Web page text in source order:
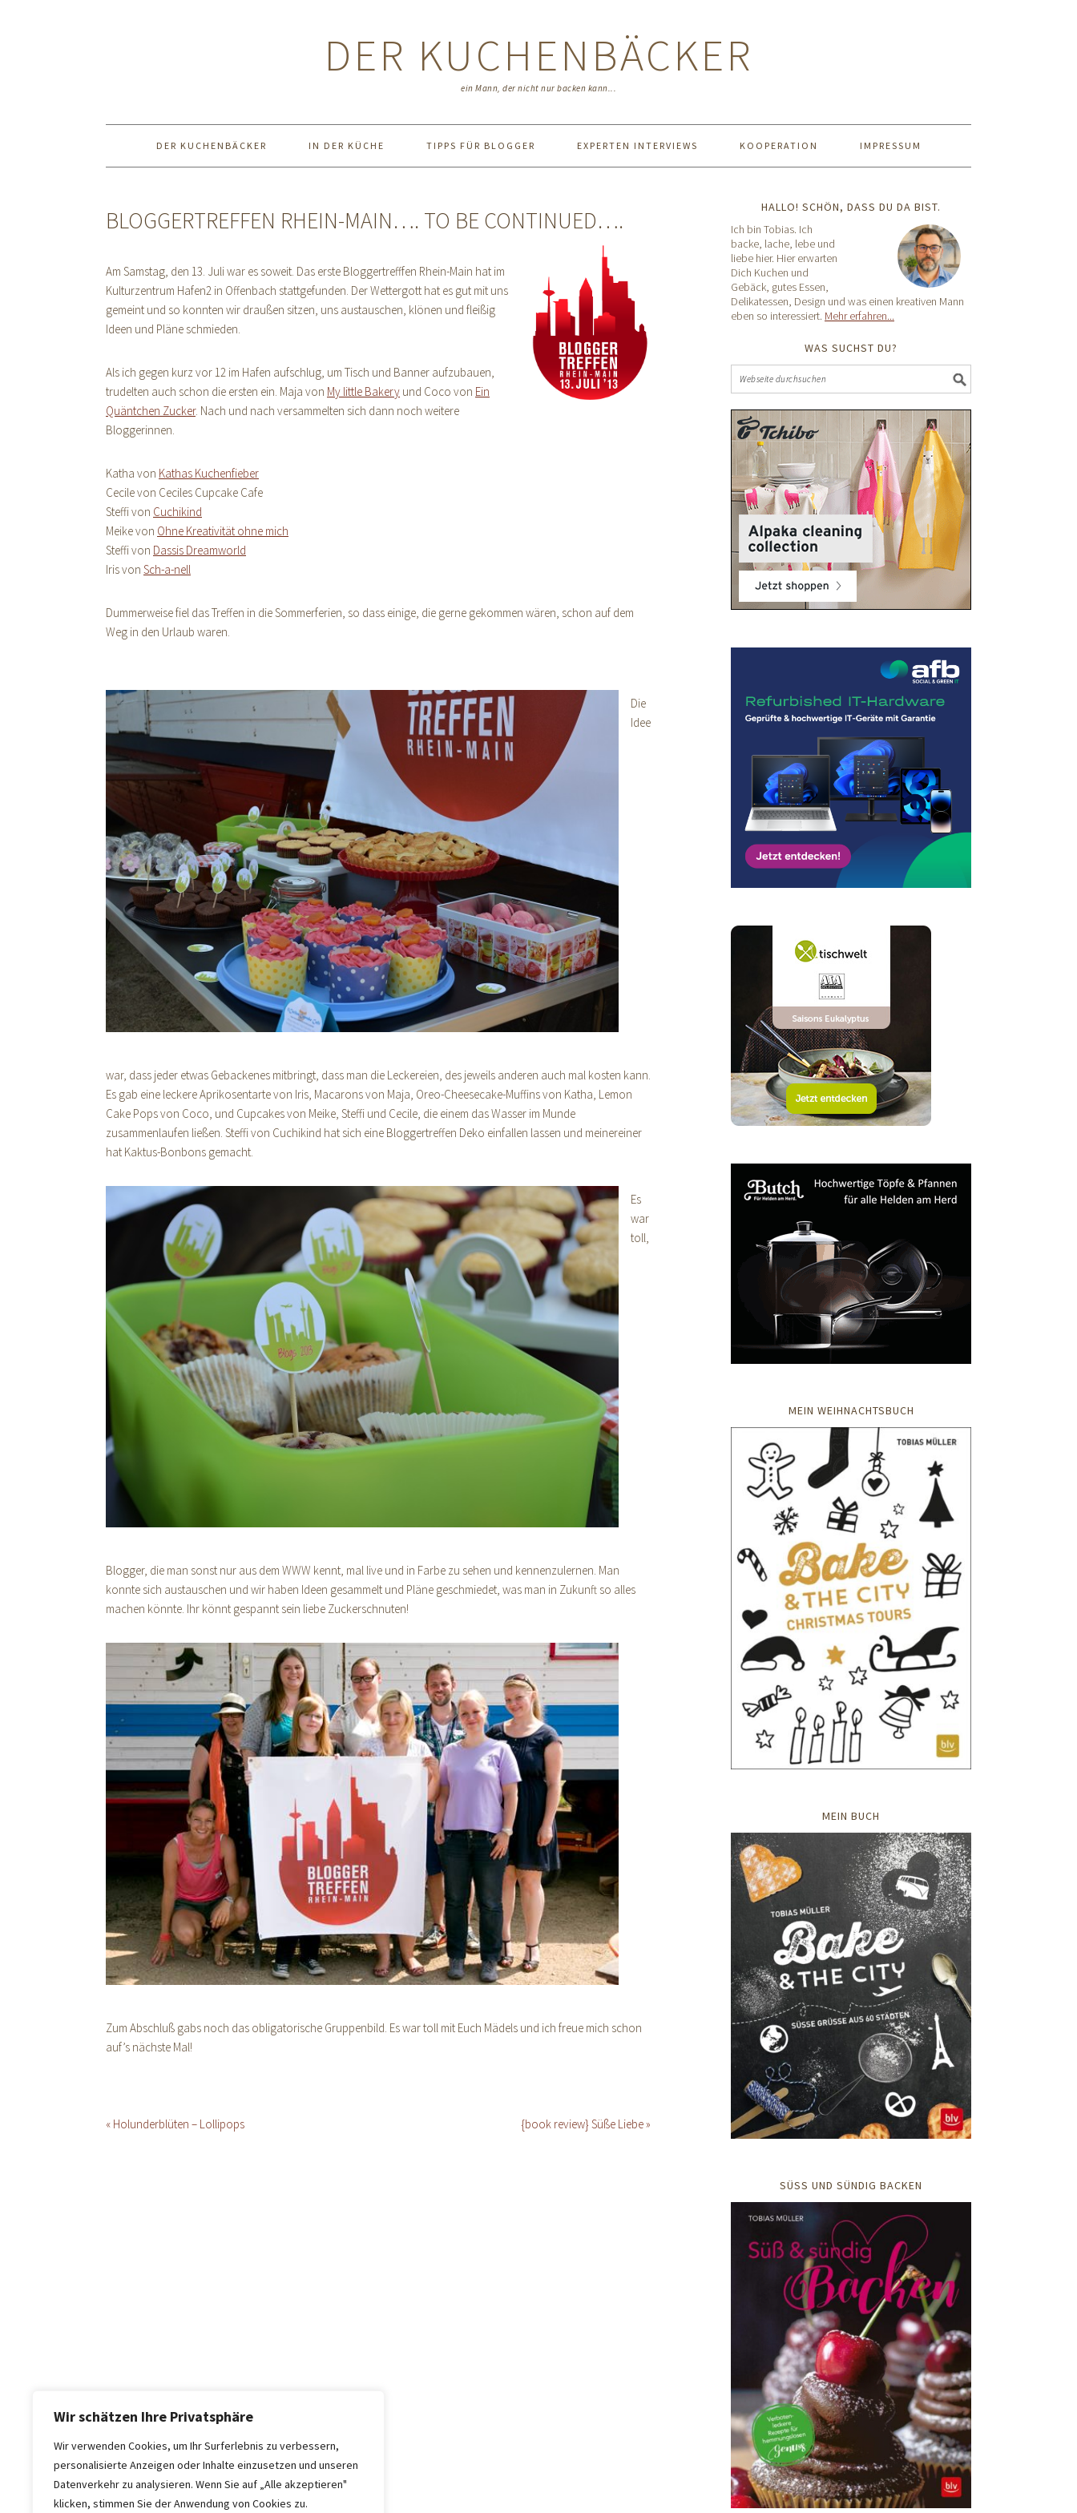
Wir schätzen Ihre Privatsphäre
Wir verwenden Cookies, um Ihr Surferlebnis zu verbessern,
personalisierte Anzeigen oder Inhalte einzusetzen und unseren
Datenverkehr zu analysieren. Wenn Sie auf „Alle akzeptieren"
klicken, stimmen Sie der Anwendung von Cookies zu.
DER KUCHENBÄCKER
ein Mann, der nicht nur backen kann...
DER KUCHENBÄCKER IN DER KÜCHE TIPPS FÜR BLOGGER EXPERTEN INTERVIEWS KOOPERATION IMPRESSUM
BLOGGERTREFFEN RHEIN-MAIN…. TO BE CONTINUED….
Am Samstag, den 13. Juli war es soweit. Das erste Bloggertrefffen Rhein-Main hat im
Kulturzentrum Hafen2 in Offenbach stattgefunden. Der Wettergott hat es gut mit uns
gemeint und so konnten wir draußen sitzen, uns austauschen, klönen und fleißig
Ideen und Pläne schmieden.
Als ich gegen kurz vor 12 im Hafen aufschlug, um Tisch und Banner aufzubauen,
trudelten auch schon die ersten ein. Maja von My little Bakery und Coco von Ein
Quäntchen Zucker. Nach und nach versammelten sich dann noch weitere
Bloggerinnen.
Katha von Kathas Kuchenfieber
Cecile von Ceciles Cupcake Cafe
Steffi von Cuchikind
Meike von Ohne Kreativität ohne mich
Steffi von Dassis Dreamworld
Iris von Sch-a-nell
Dummerweise fiel das Treffen in die Sommerferien, so dass einige, die gerne gekommen wären, schon auf dem
Weg in den Urlaub waren.
Die
Idee
war, dass jeder etwas Gebackenes mitbringt, dass man die Leckereien, des jeweils anderen auch mal kosten kann.
Es gab eine leckere Aprikosentarte von Iris, Macarons von Maja, Oreo-Cheesecake-Muffins von Katha, Lemon
Cake Pops von Coco, und Cupcakes von Meike, Steffi und Cecile, die einem das Wasser im Munde
zusammenlaufen ließen. Steffi von Cuchikind hat sich eine Bloggertreffen Deko einfallen lassen und meinereiner
hat Kaktus-Bonbons gemacht.
Es
war
toll,
Blogger, die man sonst nur aus dem WWW kennt, mal live und in Farbe zu sehen und kennenzulernen. Man
konnte sich austauschen und wir haben Ideen gesammelt und Pläne geschmiedet, was man in Zukunft so alles
machen könnte. Ihr könnt gespannt sein liebe Zuckerschnuten!
Zum Abschluß gabs noch das obligatorische Gruppenbild. Es war toll mit Euch Mädels und ich freue mich schon
auf’s nächste Mal!
« Holunderblüten – Lollipops {book review} Süße Liebe »
HALLO! SCHÖN, DASS DU DA BIST.
Ich bin Tobias. Ich
backe, lache, lebe und
liebe hier. Hier erwarten
Dich Kuchen und
Gebäck, gutes Essen,
Delikatessen, Design und was einen kreativen Mann
eben so interessiert. Mehr erfahren...
WAS SUCHST DU?
MEIN WEIHNACHTSBUCH
MEIN BUCH
SÜSS UND SÜNDIG BACKEN